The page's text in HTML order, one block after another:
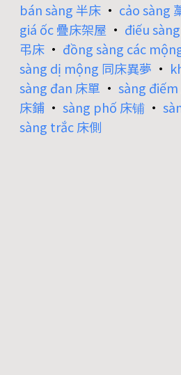
bán sàng 半床 • cảo sàng
giá ốc 疊床架屋 • điếu
弔床 • đồng sàng các
sàng dị mộng 同床異夢 •
sàng đan 床單 • sàng điếm
床鋪 • sàng phố 床铺 •
sàng trắc 床側